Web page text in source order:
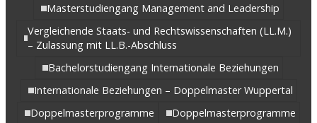
Masterstudiengang Management and Leadership
Vergleichende Staats- und Rechtswissenschaften (LL.M.)
– Zulassung mit LL.B.-Abschluss
Bachelorstudiengang Internationale Beziehungen
Internationale Beziehungen – Doppelmaster Wuppertal
Doppelmasterprogramme
Doppelmasterprogramme